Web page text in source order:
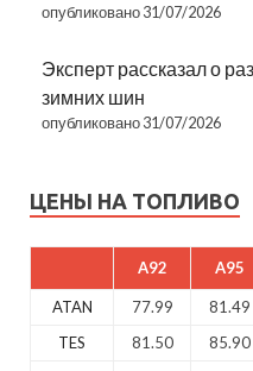
опубликовано 31/07/2026
Эксперт рассказал о
зимних шин
опубликовано 31/07/2026
ЦЕНЫ НА ТОПЛИВО
A92 A95
ATAN 77.99 81.49
TES
81.50 85.90